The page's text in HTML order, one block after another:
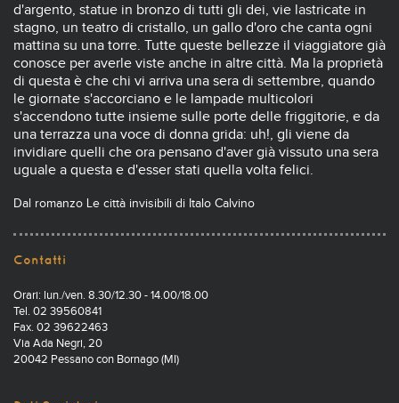
d'argento, statue in bronzo di tutti gli dei, vie lastricate in
stagno, un teatro di cristallo, un gallo d'oro che canta ogni
mattina su una torre. Tutte queste bellezze il viaggiatore già
conosce per averle viste anche in altre città. Ma la proprietà
di questa è che chi vi arriva una sera di settembre, quando
le giornate s'accorciano e le lampade multicolori
s'accendono tutte insieme sulle porte delle friggitorie, e da
una terrazza una voce di donna grida: uh!, gli viene da
invidiare quelli che ora pensano d'aver già vissuto una sera
uguale a questa e d'esser stati quella volta felici.
Dal romanzo Le città invisibili di Italo Calvino
Contatti
Orari: lun./ven. 8.30/12.30 - 14.00/18.00
Tel. 02 39560841
Fax. 02 39622463
Via Ada Negri, 20
20042 Pessano con Bornago (MI)